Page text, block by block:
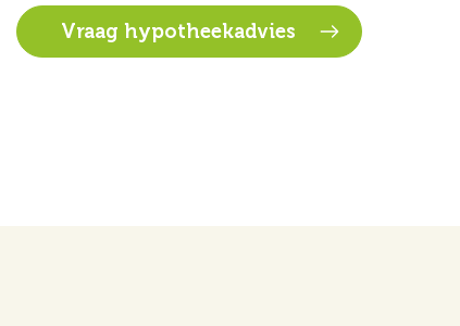
Vraag hypotheekadvies